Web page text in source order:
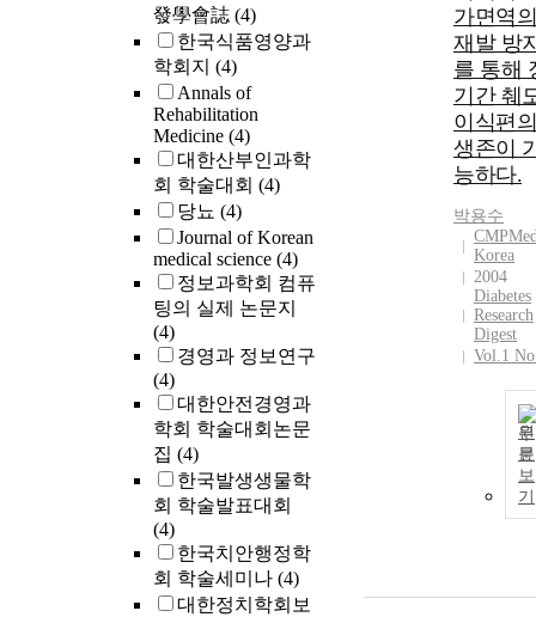
發學會誌 (4)
한국식품영양과
학회지 (4)
Annals of
Rehabilitation
Medicine (4)
대한산부인과학
회 학술대회 (4)
당뇨 (4)
Journal of Korean
medical science (4)
정보과학회 컴퓨
팅의 실제 논문지
(4)
경영과 정보연구
(4)
대한안전경영과
학회 학술대회논문
집 (4)
한국발생생물학
회 학술발표대회
(4)
한국치안행정학
회 학술세미나 (4)
대한정치학회보
가면역의
재발 방
를 통해
기간 췌
이식편의
생존이
능하다.
박용수
Korea
2004
Diabetes
Research
Digest
Vol.1
원
문
보
기